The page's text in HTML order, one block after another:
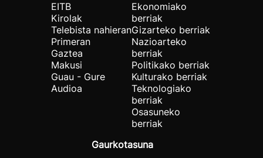
EITB
Kirolak
Telebista nahieran
Primeran
Gaztea
Makusi
Guau - Gure
Audioa
Ekonomiako
berriak
Gizarteko berriak
Nazioarteko
berriak
Politikako berriak
Kulturako berriak
Teknologiako
berriak
Osasuneko
berriak
Gaurkotasuna